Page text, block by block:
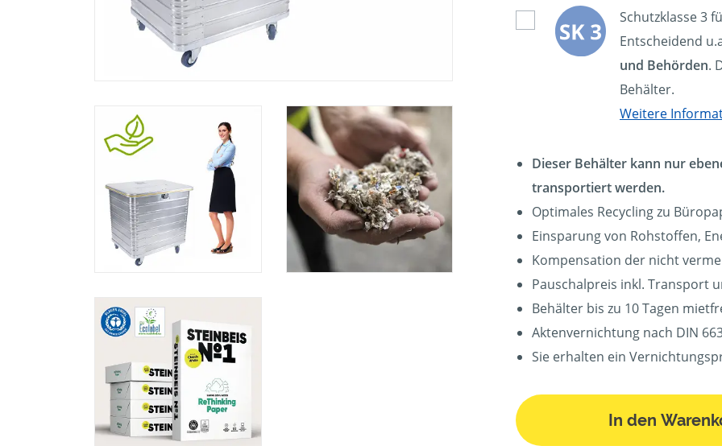
Schutzklasse 3
Entscheidend
und Behörden.
Behälter.
Weitere
Dieser Behälter kann nur
transportiert werden.
Optimales Recycling zu
Einsparung von Rohstoffen,
Kompensation der nicht
Pauschalpreis inkl. Transport
Behälter bis zu 10 Tagen
Aktenvernichtung nach DIN
Sie erhalten ein
In den